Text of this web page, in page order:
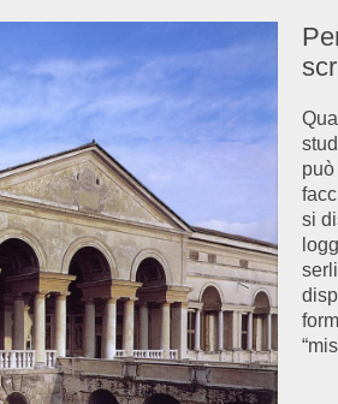
si